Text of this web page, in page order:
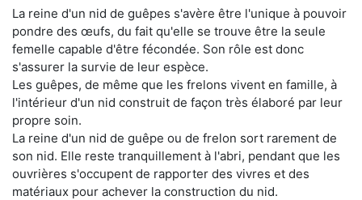
La reine d'un nid de guêpes s'avère être l'unique à pouvoir
pondre des œufs, du fait qu'elle se trouve être la seule
femelle capable d'être fécondée. Son rôle est donc
s'assurer la survie de leur espèce.
Les guêpes, de même que les frelons vivent en famille, à
l'intérieur d'un nid construit de façon très élaboré par leur
propre soin.
La reine d'un nid de guêpe ou de frelon sort rarement de
son nid. Elle reste tranquillement à l'abri, pendant que les
ouvrières s'occupent de rapporter des vivres et des
matériaux pour achever la construction du nid.